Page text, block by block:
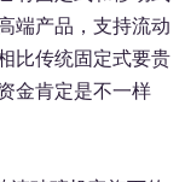
端产品，支持流动
比传统固定式要贵
金肯定是不一样